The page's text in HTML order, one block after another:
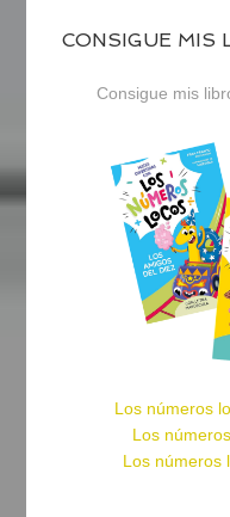
CONSIGUE MIS
Consigue mis
Los números
Los
Los números